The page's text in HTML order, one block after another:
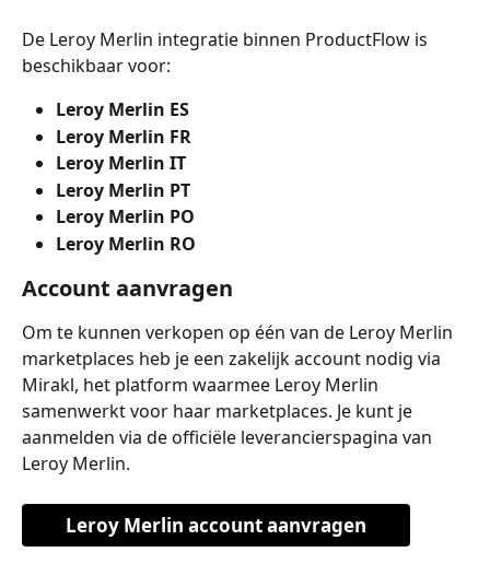
De Leroy Merlin integratie binnen ProductFlow is
beschikbaar voor:
Leroy Merlin ES
Leroy Merlin FR
Leroy Merlin IT
Leroy Merlin PT
Leroy Merlin PO
Leroy Merlin RO
Account aanvragen
Om te kunnen verkopen op één van de Leroy Merlin
marketplaces heb je een zakelijk account nodig via
Mirakl, het platform waarmee Leroy Merlin
samenwerkt voor haar marketplaces. Je kunt je
aanmelden via de officiële leverancierspagina van
Leroy Merlin.
Leroy Merlin account aanvragen